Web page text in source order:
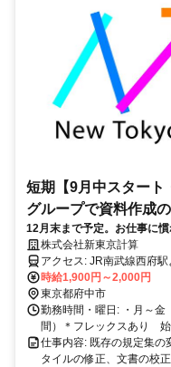
短期【9月中スタート
グループで資料作成
12月末まで予定。お仕事に
株式会社新東京計算
アクセス: JR南武線西府駅より徒歩5分 京王線中河原駅より徒歩15
分
時給1,900円～2,000円
東京都府中市
勤務時間・曜日: ・月～
間）＊フレックスあり
仕事内容: 既存の規定集の
タイルの修正、文書の校